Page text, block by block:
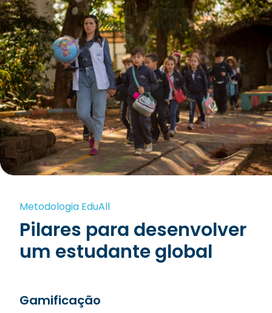
Metodologia EduAll
Pilares para desenvolver
um estudante global
Gamificação